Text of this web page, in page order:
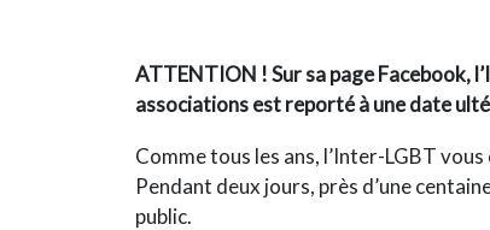
ATTENTION ! Sursa page Facebook,
associations est reporté à une date
Comme tous les ans, l’Inter-LGBT vous
Pendant deux jours, près d’une
public.